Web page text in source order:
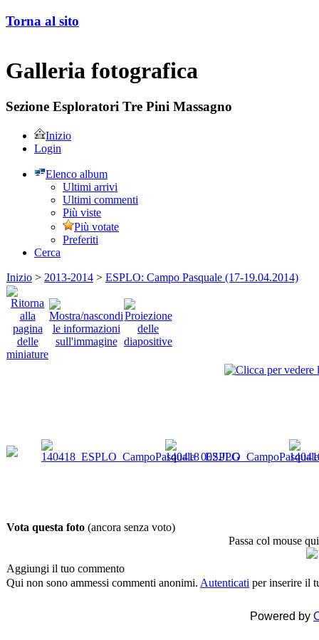
Torna al sito
Galleria fotografica
Sezione Esploratori Tre Pini Massagno
Inizio
Login
Elenco album
Ultimi arrivi
Ultimi commenti
Più viste
Più votate
Preferiti
Cerca
Inizio > 2013-2014 > ESPLO: Campo Pasquale (17-19.04.2014)
Vota questa foto (ancora senza voto)
Passa col mouse
Aggiungi il tuo commento
Qui non sono ammessi commenti anonimi. Autenticati per inserire il
Powered by